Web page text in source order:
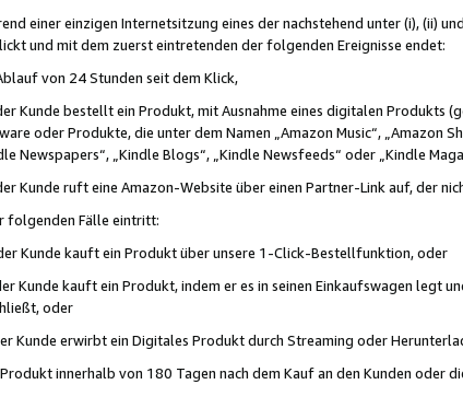
einer einzigen Internetsitzung eines der nachstehend unter (i), (ii)
und mit dem zuerst eintretenden der folgenden Ereignisse endet:
von 24 Stunden seit dem Klick,
Kunde bestellt ein Produkt, mit Ausnahme eines digitalen Produkts
oder Produkte, die unter dem Namen „Amazon Music“, „Amazon
Newspapers“, „Kindle Blogs“, „Kindle Newsfeeds“ oder „Kindle
Kunde ruft eine Amazon-Website über einen Partner-Link auf, der
folgenden Fälle eintritt:
Kunde kauft ein Produkt über unsere 1-Click-Bestellfunktion, oder
Kunde kauft ein Produkt, indem er es in seinen Einkaufswagen legt
oder
Kunde erwirbt ein Digitales Produkt durch Streaming oder
innerhalb von 180 Tagen nach dem Kauf an den Kunden oder